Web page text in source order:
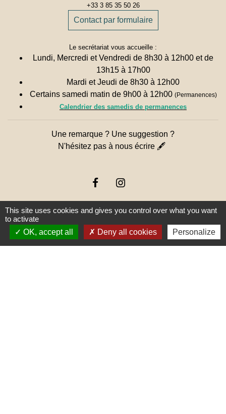
+33 3 85 35 50 26
Contact par formulaire
Le secrétariat vous accueille :
Lundi, Mercredi et Vendredi de 8h30 à 12h00 et de
13h15 à 17h00
Mardi et Jeudi de 8h30 à 12h00
Certains samedi matin de 9h00 à 12h00 (Permanences)
Calendrier des samedis de permanences
Une remarque ? Une suggestion ?
N'hésitez pas à nous écrire 🖋
Liens
This site uses cookies and gives you control over what you want
to activate
OK, accept all
Deny all cookies Personalize